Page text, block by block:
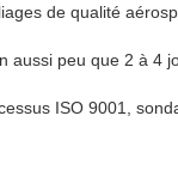
de qualité
aussi peu que 2 à 4
ISO 9001,